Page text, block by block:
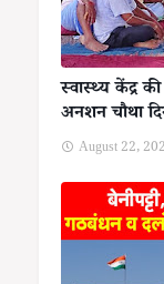
स्वास्थ्य केंद्र
अनशन चौथा
August 22,